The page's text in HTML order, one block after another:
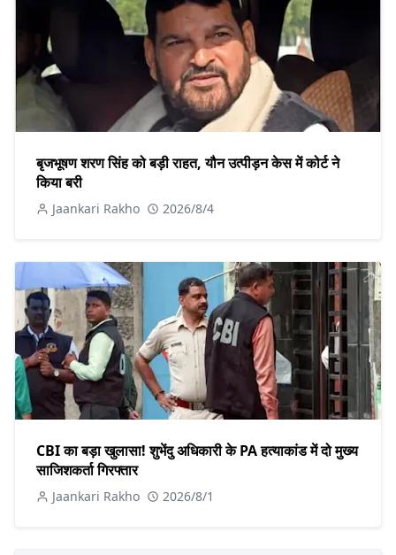
बृजभूषण शरण सिंह को बड़ी राहत, यौन उत्पीड़न केस में कोर्ट ने
किया बरी
Jaankari Rakho 2026/8/4
CBI का बड़ा खुलासा! शुभेंदु अधिकारी के PA हत्याकांड में दो मुख्य
साजिशकर्ता गिरफ्तार
Jaankari Rakho 2026/8/1